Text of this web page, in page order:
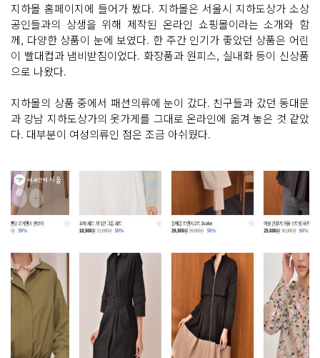
지하몰 홈페이지에 들어가 봤다. 지하몰은 서울시 지하도상가 소상
공인들과의 상생을 위해 제작된 온라인 쇼핑몰이라는 소개와 함
께, 다양한 상품이 눈에 보였다. 한 주간 인기가 좋았던 상품은 어린
이 빨대컵과 냄비받침이었다. 화장품과 원피스, 실내화 등이 신상품
으로 나왔다.
지하몰의 상품 중에서 패션의류에 눈이 갔다. 친구들과 갔던 동대문
과 강남 지하도상가의 옷가게를 그대로 온라인에 옮겨 놓은 것 같았
다. 대부분이 여성의류인 점은 조금 아쉬웠다.